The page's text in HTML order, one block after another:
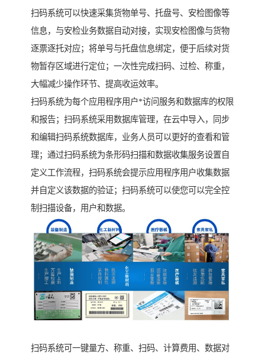
扫码系统可以快速采集货物单号、托盘号、安检图像等
信息，与安检业务数据自动对接，实现安检图像与货物
逐票逐托对应；将单号与托盘信息绑定，便于后续对货
物暂存区域进行定位；一次性完成扫码、过检、称重，
大幅减少操作环节、提高收运效率。
扫码系统为每个应用程序用户*访问服务和数据库的权限
和报告；扫码系统采用数据库管理，在云中导入，同步
和编辑扫码系统数据库，业务人员可以更好的查看和管
理；通过扫码系统为条形码扫描和数据收集服务设置自
定义工作流程，扫码系统会提示应用程序用户收集数据
并自定义该数据的验证；扫码系统可以使您可以完全控
制扫描设备，用户和数据。
扫码系统可一键量方、称重、扫码、计算费用、数据对